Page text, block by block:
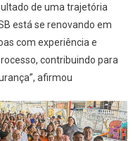
de uma trajetória
está se renovando em
com experiência e
contribuindo para
afirmou